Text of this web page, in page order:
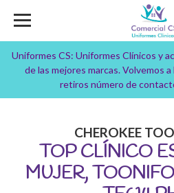
Uniformes CS: Uniformes Clínicos y
de las mejores marcas. Volvemos
retiros número de
CHEROKEE
TOP CLÍNICO
MUJER,